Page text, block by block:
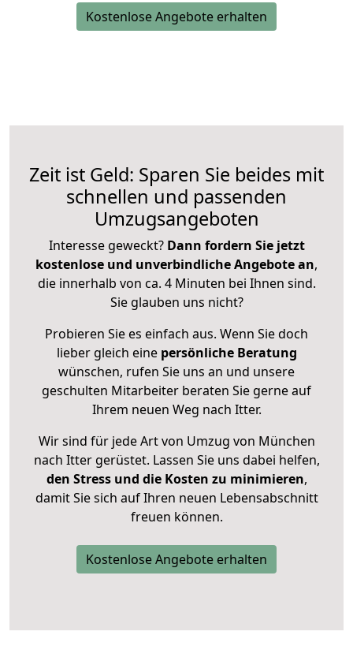
Kostenlose Angebote erhalten
Zeit ist Geld: Sparen Sie beides mit
schnellen und passenden
Umzugsangeboten
Interesse geweckt? Dann fordern Sie jetzt
kostenlose und unverbindliche Angebote an,
die innerhalb von ca. 4 Minuten bei Ihnen sind.
Sie glauben uns nicht?
Probieren Sie es einfach aus. Wenn Sie doch
lieber gleich eine persönliche Beratung
wünschen, rufen Sie uns an und unsere
geschulten Mitarbeiter beraten Sie gerne auf
Ihrem neuen Weg nach Itter.
Wir sind für jede Art von Umzug von München
nach Itter gerüstet. Lassen Sie uns dabei helfen,
den Stress und die Kosten zu minimieren,
damit Sie sich auf Ihren neuen Lebensabschnitt
freuen können.
Kostenlose Angebote erhalten